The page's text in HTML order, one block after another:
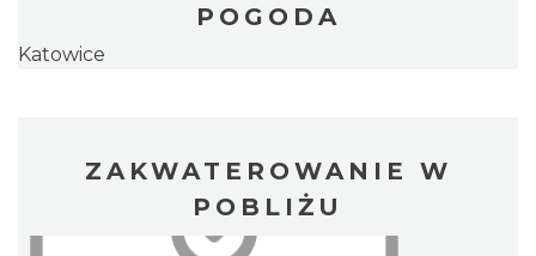
POGODA
Katowice
ZAKWATEROWANIE W
POBLIŻU